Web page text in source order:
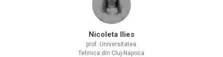
Nicoleta Ilies
prof. Universitatea
Tehnica din Cluj-Napoca